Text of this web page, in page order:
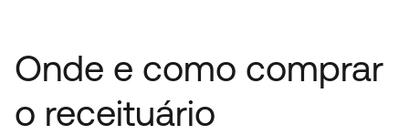
Onde e como comprar
o receituário